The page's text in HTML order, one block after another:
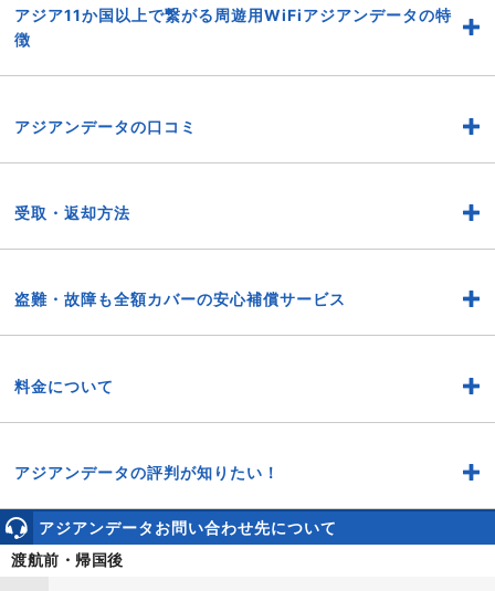
アジア11か国以上で繋がる周遊用WiFiアジアンデータの特
徴
アジアンデータの口コミ
受取・返却方法
盗難・故障も全額カバーの安心補償サービス
料金について
アジアンデータの評判が知りたい！
アジアンデータお問い合わせ先について
渡航前・帰国後